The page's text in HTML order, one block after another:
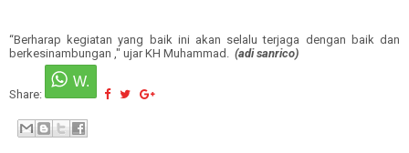
“Berharap kegiatan yang baik ini akan selalu terjaga dengan baik dan
berkesinambungan ," ujar KH Muhammad. (adi sanrico)
Share: